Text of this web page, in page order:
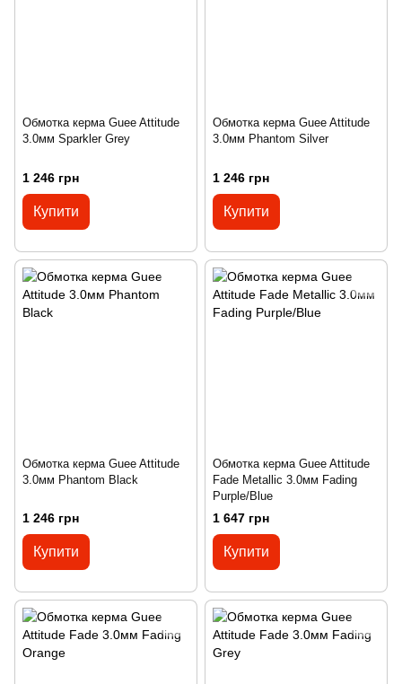
Обмотка керма Guee Attitude
3.0мм Sparkler Grey
1 246 грн
Купити
Обмотка керма Guee Attitude
3.0мм Phantom Silver
1 246 грн
Купити
Обмотка керма Guee Attitude
3.0мм Phantom Black
1 246 грн
Купити
Обмотка керма Guee Attitude
Fade Metallic 3.0мм Fading
Purple/Blue
1 647 грн
Купити